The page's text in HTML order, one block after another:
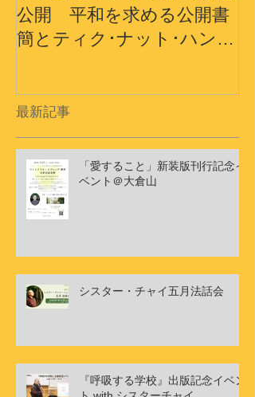
公開 平和を求める公開書
簡とティク･ナット･ハン師
最新記事
「愛すること」新装版刊行記念イ
ベント＠大倉山
シスター・チャイ五月法話会
『呼吸する学校』出版記念イベン